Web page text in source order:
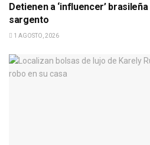
Detienen a ‘influencer’
sargento
1 AGOSTO, 2026